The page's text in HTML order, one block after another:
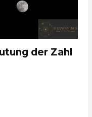
der Zahl